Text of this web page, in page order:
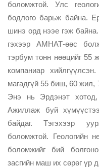
боломжтой. Улс
бодлого барьж байна.
шинэ орд нээе гэж
гэхээр АМНАТ-өөс
тэрбум тонн нөөцийг 55
компаниар
магадгүй 55 биш, 60 жил,
Энэ нь Эрдэнэт хотод,
Ажиллаж буй
байдаг. Тэгэхээр
боломжтой. Геологийн
боломжийг бий
засгийн маш их сөрөг үр